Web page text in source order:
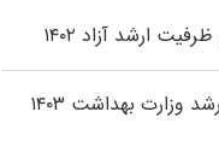
ارشد آزاد ۱۴۰۲
وزارت بهداشت ۱۴۰۳